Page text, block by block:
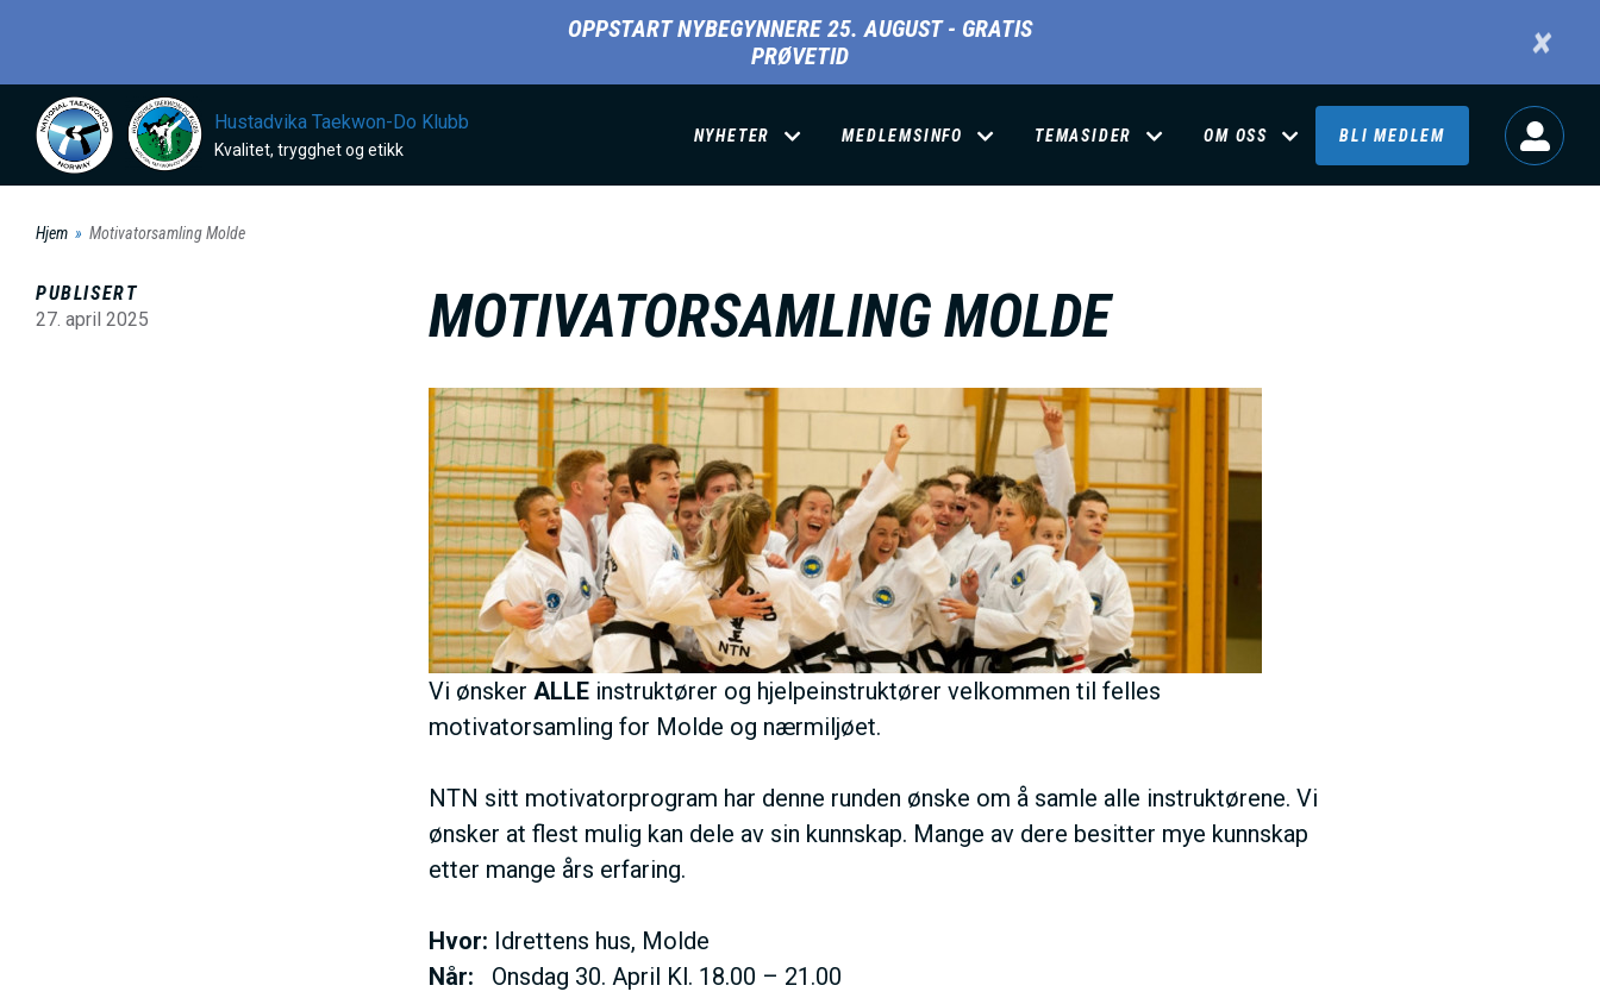
p
OPPSTART NYBEGYNNERE 25. AUGUST - GRATIS
PRØVETID
×
Hustadvika Taekwon-Do Klubb
Kvalitet, trygghet og etikk
D
M
A
I
N
M
E
N
U
S
A
NYHETER MEDLEMSINFO TEMASIDER OM OSS BLI MEDLEM
Hjem Motivatorsamling Molde
MOTIVATORSAMLING MOLDE
PUBLISERT
27. april 2025
B
i
l
d
e
Vi ønsker ALLE instruktører og hjelpeinstruktører velkommen til felles
motivatorsamling for Molde og nærmiljøet.
NTN sitt motivatorprogram har denne runden ønske om å samle alle instruktørene. Vi
ønsker at flest mulig kan dele av sin kunnskap. Mange av dere besitter mye kunnskap
etter mange års erfaring.
Hvor: Idrettens hus, Molde
Når: Onsdag 30. April Kl. 18.00 – 21.00